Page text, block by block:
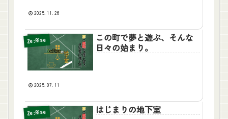
2025.11.26
Ze:Rise
この町で夢と遊ぶ、そんな
日々の始まり。
2025.07.11
Ze:Rise はじまりの地下室